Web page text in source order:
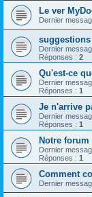
Le ver
Dernier
Dernier
Réponses : 2
Qu'est-ce
Dernier
Réponses : 1
Je n'arrive
Dernier
Réponses : 1
Notre
Dernier
Réponses : 1
Comment
Dernier